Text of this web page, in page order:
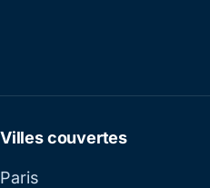
Villes couvertes
Paris